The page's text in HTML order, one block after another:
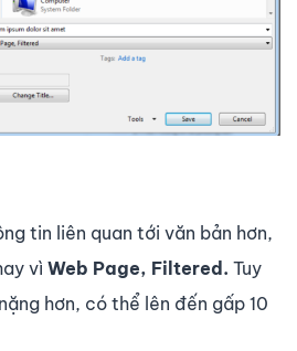
tin liên quan tới văn bản hơn,
vì Web Page, Filtered. Tuy
hơn, có thể lên đến gấp 10